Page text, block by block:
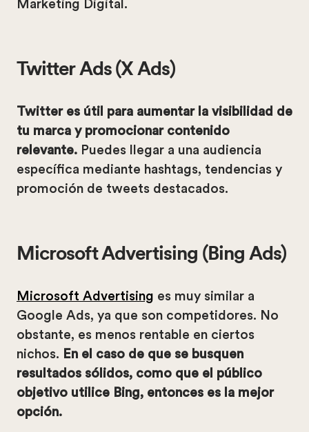
Marketing Digital.
Twitter Ads (X Ads)
Twitter es útil para aumentar la visibilidad de
tu marca y promocionar contenido
relevante. Puedes llegar a una audiencia
específica mediante hashtags, tendencias y
promoción de tweets destacados.
Microsoft Advertising (Bing Ads)
Microsoft Advertising es muy similar a
Google Ads, ya que son competidores. No
obstante, es menos rentable en ciertos
nichos. En el caso de que se busquen
resultados sólidos, como que el público
objetivo utilice Bing, entonces es la mejor
opción.